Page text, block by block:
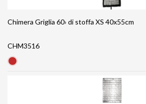
Chimera Griglia 60› di stoffa XS 40x55cm
CHM3516